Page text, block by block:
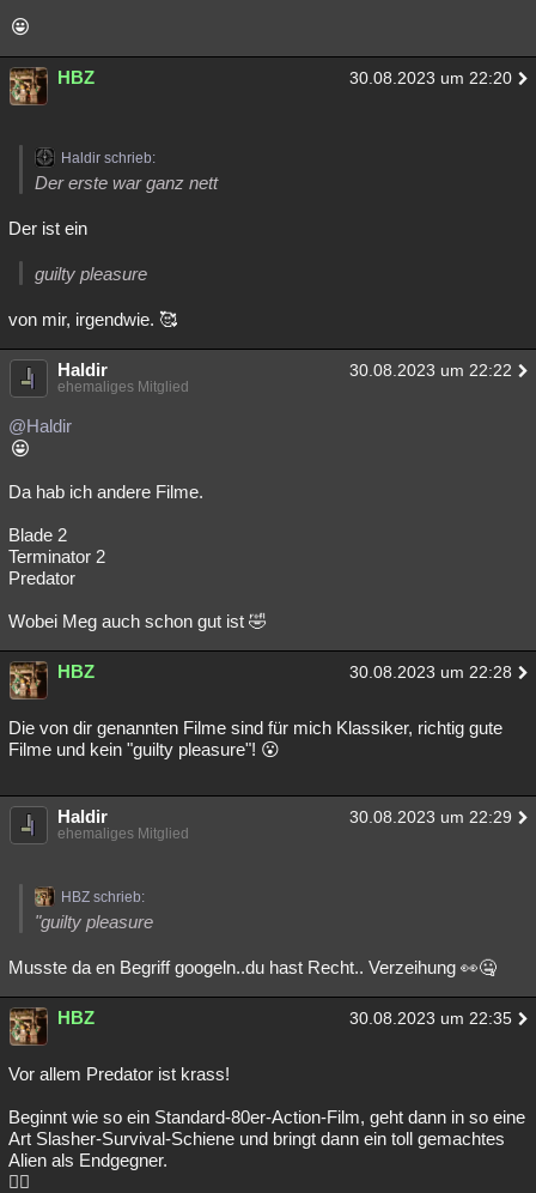
HBZ 30.08.2023 um 22:20
Haldir schrieb:
Der erste war ganz nett
Der ist ein
guilty pleasure
von mir, irgendwie. 🥰
Haldir 30.08.2023 um 22:22
ehemaliges Mitglied
@Haldir
Da hab ich andere Filme.
Blade 2
Terminator 2
Predator
Wobei Meg auch schon gut ist 🤣
HBZ 30.08.2023 um 22:28
Die von dir genannten Filme sind für mich Klassiker, richtig gute
Filme und kein "guilty pleasure"! 😮
Haldir 30.08.2023 um 22:29
ehemaliges Mitglied
HBZ schrieb:
"guilty pleasure
Musste da en Begriff googeln..du hast Recht.. Verzeihung 👀🤐
HBZ 30.08.2023 um 22:35
Vor allem Predator ist krass!
Beginnt wie so ein Standard-80er-Action-Film, geht dann in so eine
Art Slasher-Survival-Schiene und bringt dann ein toll gemachtes
Alien als Endgegner.
✌🏻